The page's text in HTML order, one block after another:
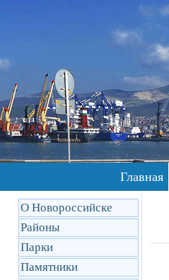
Главная
О Новороссийске
Районы
Парки
Памятники